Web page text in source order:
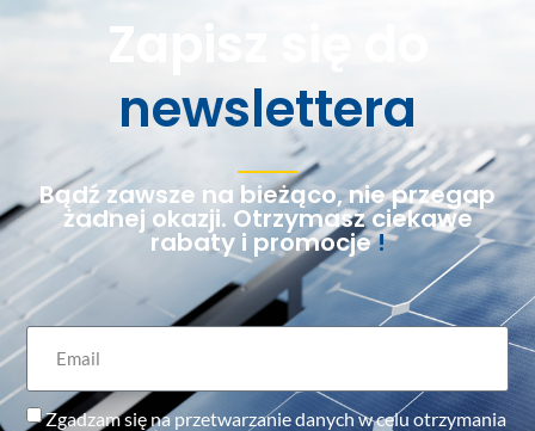
Zapisz się do
newslettera
Bądź zawsze na bieżąco, nie przegap
żadnej okazji. Otrzymasz ciekawe
rabaty i promocje!
Zgadzam się na przetwarzanie danych w celu otrzymania